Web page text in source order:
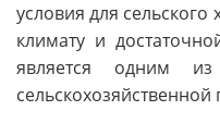
условия для сельского
климату и
является одним из